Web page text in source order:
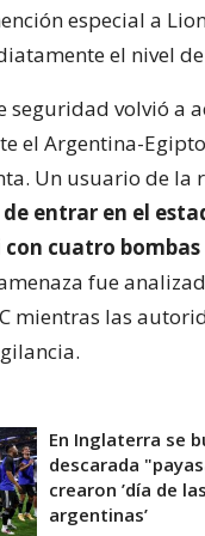
especial a
el nivel
seguridad volvió a
el Argentina-
Un usuario de la
entrar en el
cuatro bombas
fue
mientras las
En Inglaterra se
descarada
crearon ’día de
argentinas’